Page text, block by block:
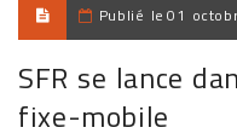
Publié le 01
SFR se lance
fixe-mobile